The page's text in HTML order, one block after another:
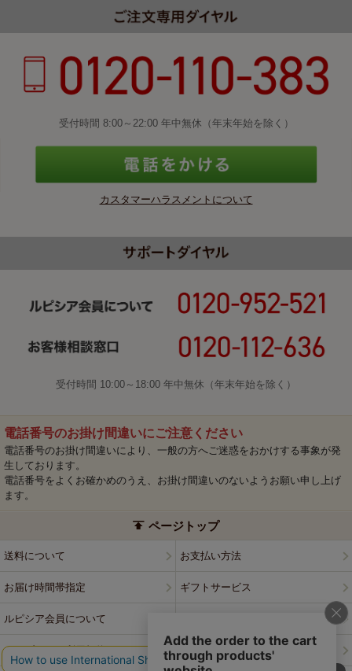
受付時間 8:00～22:00 年中無休（年末年始を除く）
カスタマーハラスメントについて
受付時間 10:00～18:00 年中無休（年末年始を除く）
電話番号のお掛け間違いにご注意ください
電話番号のお掛け間違いにより、一般の方へご迷惑をおかけする事象が発
生しております。
電話番号をよくお確かめのうえ、お掛け間違いのないようお願い申し上げ
ます。
ページトップ
送料について お支払い方法
お届け時間帯指定 ギフトサービス
ルピシア会員について
ウェブサイト利用規約 特定商取引法に基づく表記